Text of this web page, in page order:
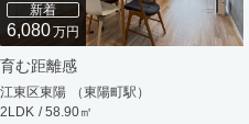
新着
6,080万円
育む距離感
江東区東陽 （東陽町駅）
2LDK / 58.90㎡